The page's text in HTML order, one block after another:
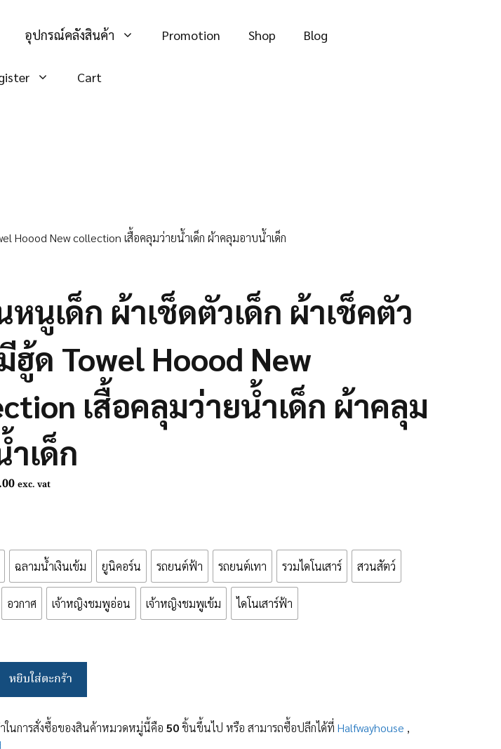
อุปกรณ์คลังสินค้า Promotion Shop Blog
Cart
Hoood New collection เสื้อคลุมว่ายน้ำเด็ก ผ้าคลุมอาบน้ำเด็ก
นูเด็ก ผ้าเช็ดตัวเด็ก ผ้าเช็คตัว
ด Towel Hoood New
เสื้อคลุมว่ายน้ำเด็ก ผ้าคลุม
เด็ก
Current
exc. vat
ฉลามน้ำเงินเข้ม ยูนิคอร์น รถยนต์ฟ้า รถยนต์เทา รวมไดโนเสาร์ สวนสัตว์
อวกาศ เจ้าหญิงชมพูอ่อน เจ้าหญิงชมพูเข้ม ไดโนเสาร์ฟ้า
หยิบใส่ตะกร้า
ในการสั่งซื้อของสินค้าหมวดหมู่นี้คือ50 ชิ้นขึ้นไป หรือ สามารถซื้อปลีกได้ที่Halfwayhouse ,